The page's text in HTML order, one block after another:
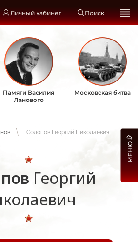
Личный кабинет Поиск
Памяти Василия
Ланового
Московская битва
Солопов Георгий Николаевич
Георгий
МЕНЮ